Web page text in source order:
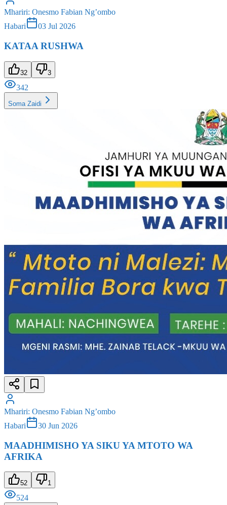
Mhariri Onesmo Fabian Ng’ombo
Habari
03 Jul 2026
KATAA RUSHWA
342
Mhariri
Onesmo Fabian Ng’ombo
Habari
30 Jun 2026
MAADHIMISHO YA SIKU YA MTOTO WA
AFRIKA
52 1
524